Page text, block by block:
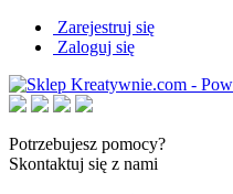
Zarejestruj się
Zaloguj się
Potrzebujesz pomocy?
Skontaktuj się z nami